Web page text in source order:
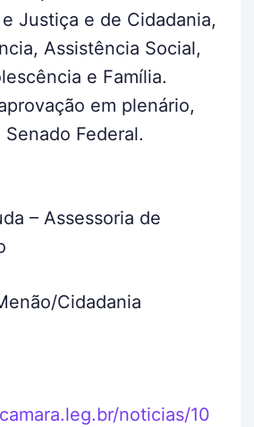
Justiça e de Cidadania,
Assistência Social,
e Família.
em plenário,
Federal.
– Assessoria de
Cidadania
noticias/10